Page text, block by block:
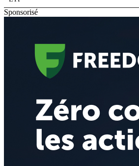
Sponsorisé